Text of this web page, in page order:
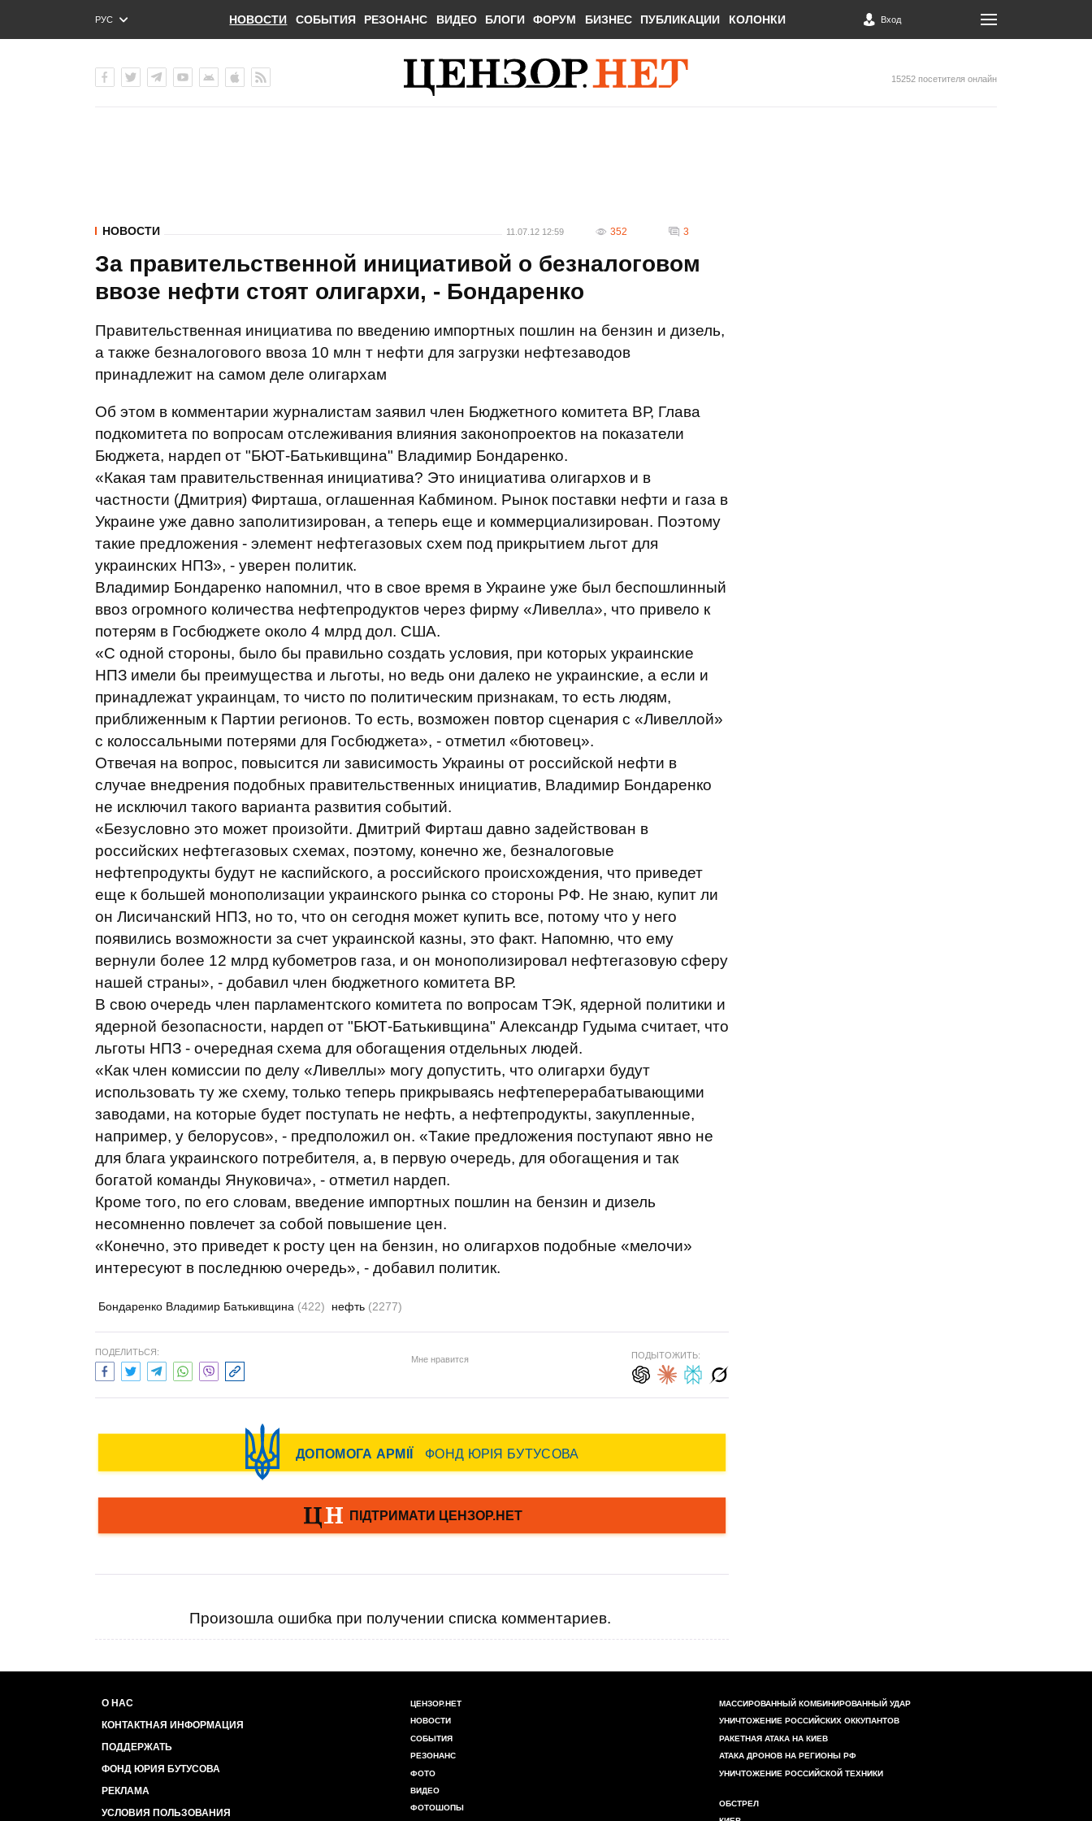
РУС
ENG
НОВОСТИ СОБЫТИЯ РЕЗОНАНС ВИДЕО БЛОГИ ФОРУМ БИЗНЕС ПУБЛИКАЦИИ КОЛОНКИ Вход
15252 посетителя онлайн
НОВОСТИ 11.07.12 12:59 352 3
За правительственной инициативой о безналоговом
ввозе нефти стоят олигархи, - Бондаренко
Правительственная инициатива по введению импортных пошлин на бензин и дизель,
а также безналогового ввоза 10 млн т нефти для загрузки нефтезаводов
принадлежит на самом деле олигархам
Об этом в комментарии журналистам заявил член Бюджетного комитета ВР, Глава
подкомитета по вопросам отслеживания влияния законопроектов на показатели
Бюджета, нардеп от "БЮТ-Батькивщина" Владимир Бондаренко.
«Какая там правительственная инициатива? Это инициатива олигархов и в
частности (Дмитрия) Фирташа, оглашенная Кабмином. Рынок поставки нефти и газа в
Украине уже давно заполитизирован, а теперь еще и коммерциализирован. Поэтому
такие предложения - элемент нефтегазовых схем под прикрытием льгот для
украинских НПЗ», - уверен политик.
Владимир Бондаренко напомнил, что в свое время в Украине уже был беспошлинный
ввоз огромного количества нефтепродуктов через фирму «Ливелла», что привело к
потерям в Госбюджете около 4 млрд дол. США.
«С одной стороны, было бы правильно создать условия, при которых украинские
НПЗ имели бы преимущества и льготы, но ведь они далеко не украинские, а если и
принадлежат украинцам, то чисто по политическим признакам, то есть людям,
приближенным к Партии регионов. То есть, возможен повтор сценария с «Ливеллой»
с колоссальными потерями для Госбюджета», - отметил «бютовец».
Отвечая на вопрос, повысится ли зависимость Украины от российской нефти в
случае внедрения подобных правительственных инициатив, Владимир Бондаренко
не исключил такого варианта развития событий.
«Безусловно это может произойти. Дмитрий Фирташ давно задействован в
российских нефтегазовых схемах, поэтому, конечно же, безналоговые
нефтепродукты будут не каспийского, а российского происхождения, что приведет
еще к большей монополизации украинского рынка со стороны РФ. Не знаю, купит ли
он Лисичанский НПЗ, но то, что он сегодня может купить все, потому что у него
появились возможности за счет украинской казны, это факт. Напомню, что ему
вернули более 12 млрд кубометров газа, и он монополизировал нефтегазовую сферу
нашей страны», - добавил член бюджетного комитета ВР.
В свою очередь член парламентского комитета по вопросам ТЭК, ядерной политики и
ядерной безопасности, нардеп от "БЮТ-Батькивщина" Александр Гудыма считает, что
льготы НПЗ - очередная схема для обогащения отдельных людей.
«Как член комиссии по делу «Ливеллы» могу допустить, что олигархи будут
использовать ту же схему, только теперь прикрываясь нефтеперерабатывающими
заводами, на которые будет поступать не нефть, а нефтепродукты, закупленные,
например, у белорусов», - предположил он. «Такие предложения поступают явно не
для блага украинского потребителя, а, в первую очередь, для обогащения и так
богатой команды Януковича», - отметил нардеп.
Кроме того, по его словам, введение импортных пошлин на бензин и дизель
несомненно повлечет за собой повышение цен.
«Конечно, это приведет к росту цен на бензин, но олигархов подобные «мелочи»
интересуют в последнюю очередь», - добавил политик.
Бондаренко Владимир Батькивщина (422) нефть (2277)
ПОДЕЛИТЬСЯ:
Мне нравится ПОДЫТОЖИТЬ:
Произошла ошибка при получении списка комментариев.
О НАС
КОНТАКТНАЯ ИНФОРМАЦИЯ
ПОДДЕРЖАТЬ
ФОНД ЮРИЯ БУТУСОВА
РЕКЛАМА
УСЛОВИЯ ПОЛЬЗОВАНИЯ
ЦЕНЗОР.НЕТ
НОВОСТИ
СОБЫТИЯ
РЕЗОНАНС
ФОТО
ВИДЕО
ФОТОШОПЫ
МАССИРОВАННЫЙ КОМБИНИРОВАННЫЙ УДАР
УНИЧТОЖЕНИЕ РОССИЙСКИХ ОККУПАНТОВ
РАКЕТНАЯ АТАКА НА КИЕВ
АТАКА ДРОНОВ НА РЕГИОНЫ РФ
УНИЧТОЖЕНИЕ РОССИЙСКОЙ ТЕХНИКИ
ОБСТРЕЛ